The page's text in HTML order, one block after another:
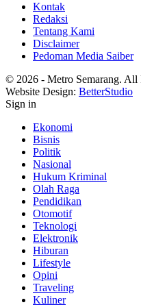
Kontak
Redaksi
Tentang Kami
Disclaimer
Pedoman Media Saiber
© 2026 - Metro Semarang. All
Website Design: BetterStudio
Sign in
Ekonomi
Bisnis
Politik
Nasional
Hukum Kriminal
Olah Raga
Pendidikan
Otomotif
Teknologi
Elektronik
Hiburan
Lifestyle
Opini
Traveling
Kuliner